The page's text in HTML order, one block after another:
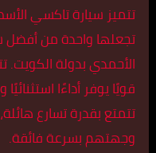
تتميز سيارة تاكسي
تجعلها واحدة من
الأحمدي بدولة
قويًا يوفر أداءًا
تتمتع بقدرة تسارع
وجهتهم بسرعة فائقة.